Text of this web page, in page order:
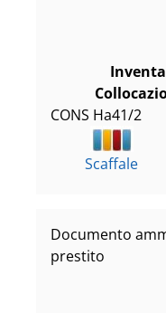
CONS Ha41/2
Scaffale
Documento
prestito